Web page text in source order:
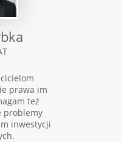
prawa im
też
problemy
inwestycji